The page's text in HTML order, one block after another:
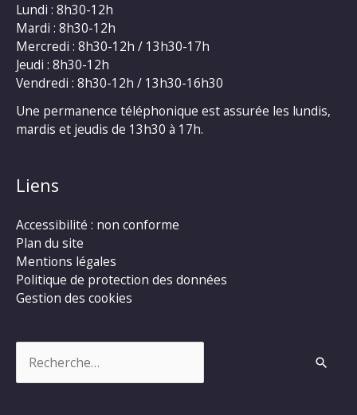
Lundi : 8h30-12h
Mardi : 8h30-12h
Mercredi : 8h30-12h / 13h30-17h
Jeudi : 8h30-12h
Vendredi : 8h30-12h / 13h30-16h30
Une permanence téléphonique est assurée les lundis,
mardis et jeudis de 13h30 à 17h.
Liens
Accessibilité : non conforme
Plan du site
Mentions légales
Politique de protection des données
Gestion des cookies